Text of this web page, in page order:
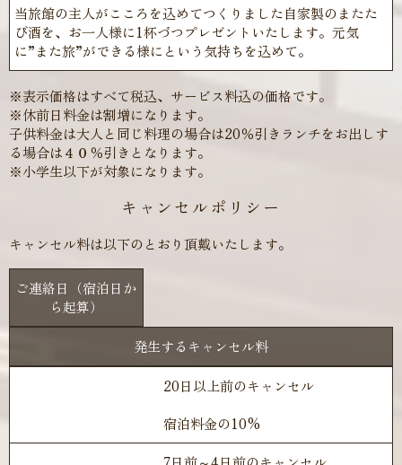
当旅館の主人がこころを込めてつくりました自家製のまたた
び酒を、お一人様に1杯づつプレゼントいたします。元気
に”また旅”ができる様にという気持ちを込めて。
※表示価格はすべて税込、サービス料込の価格です。
※休前日料金は割増になります。
子供料金は大人と同じ料理の場合は20％引きランチをお出しす
る場合は４０％引きとなります。
※小学生以下が対象になります。
キャンセルポリシー
キャンセル料は以下のとおり頂戴いたします。
ご連絡日（宿泊日か
ら起算）
発生するキャンセル料
20日以上前のキャンセル
宿泊料金の10%